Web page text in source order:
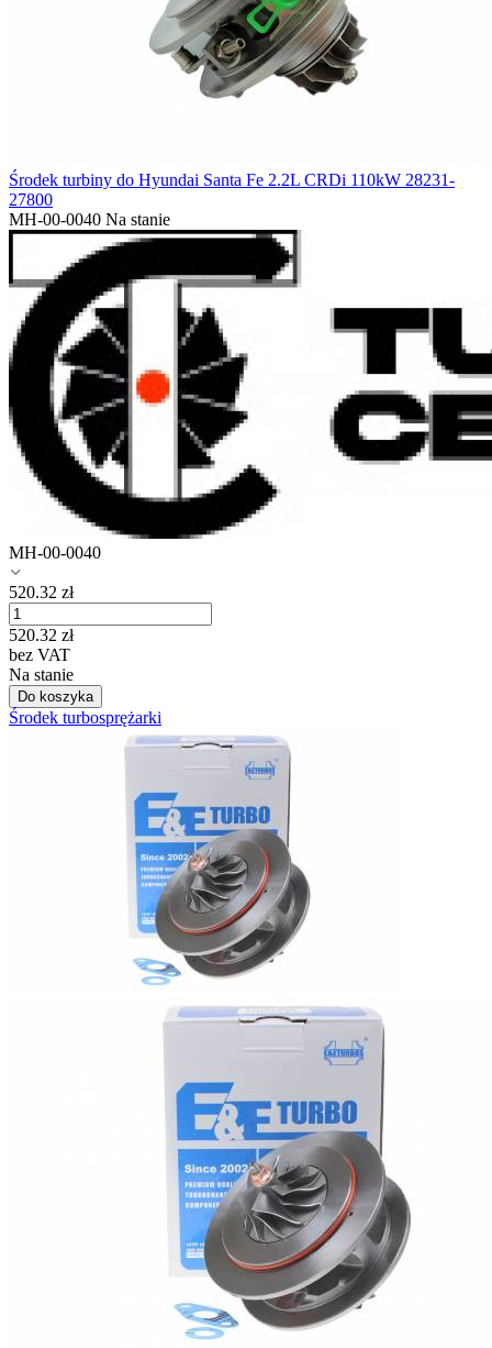
Środek turbiny do Hyundai Santa Fe 2.2L CRDi 110kW 28231-
27800
MH-00-0040 Na stanie
MH-00-0040
520.32 zł
520.32 zł
bez VAT
Na stanie
Do koszyka
Środek turbosprężarki